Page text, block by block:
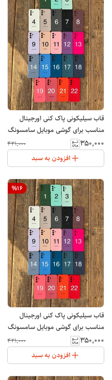
قاب سیلیکونی پاک کنی اورجینال
مناسب برای گوشی موبایل سامسونگ
Galaxy A14
۳۵۰٬۰۰۰ ۴۲۱٬۰۰۰
افزودن به سبد
%16
قاب سیلیکونی پاک کنی اورجینال
مناسب برای گوشی موبایل سامسونگ
Galaxy A16
۳۵۰٬۰۰۰ ۴۲۱٬۰۰۰
افزودن به سبد